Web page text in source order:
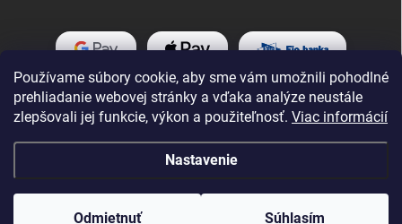
Používame súbory cookie, aby sme vám umožnili pohodlné
prehliadanie webovej stránky a vďaka analýze neustále
zlepšovali jej funkcie, výkon a použiteľnosť. Viac informácií
Nastavenie
Odmietnuť Súhlasím
Copyright 2026LacneDarceky.sk . Všetky práva vyhradené.